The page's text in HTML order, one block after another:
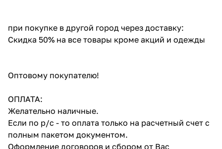
при покупке в другой город через доставку:
Скидка 50% на все товары кроме акций и одежды
Оптовому покупателю!
ОПЛАТА:
Желательно наличные.
Если по р/с - то оплата только на расчетный счет с
полным пакетом документом.
Оформление договоров и сбором от Вас